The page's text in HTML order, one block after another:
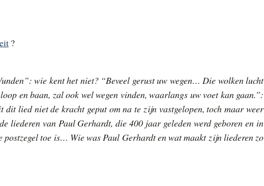
?
wie kent het niet? “Beveel gerust uw wegen… Die wolken lucht
en baan, zal ook wel wegen vinden, waarlangs uw voet kan gaan.”:
dit lied niet de kracht geput om na te zijn vastgelopen, toch maar weer
liederen van Paul Gerhardt, die 400 jaar geleden werd geboren en in
postzegel toe is… Wie was Paul Gerhardt en wat maakt zijn liederen zo